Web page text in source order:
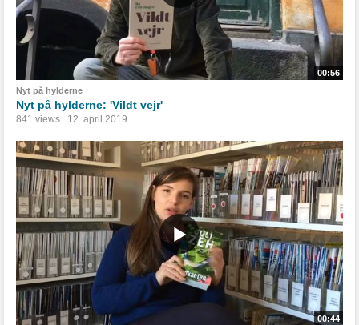
00:56
Nyt på hylderne
Nyt på hylderne: 'Vildt vejr'
841 views 12. april 2019
00:44